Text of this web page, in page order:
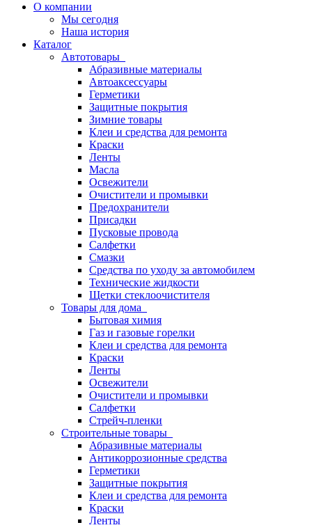
О компании
Мы сегодня
Наша история
Каталог
Автотовары
Абразивные материалы
Автоаксессуары
Герметики
Защитные покрытия
Зимние товары
Клеи и средства для ремонта
Краски
Ленты
Масла
Освежители
Очистители и промывки
Предохранители
Присадки
Пусковые провода
Салфетки
Смазки
Средства по уходу за автомобилем
Технические жидкости
Щетки стеклоочистителя
Товары для дома
Бытовая химия
Газ и газовые горелки
Клеи и средства для ремонта
Краски
Ленты
Освежители
Очистители и промывки
Салфетки
Стрейч-пленки
Строительные товары
Абразивные материалы
Антикоррозионные средства
Герметики
Защитные покрытия
Клеи и средства для ремонта
Краски
Ленты